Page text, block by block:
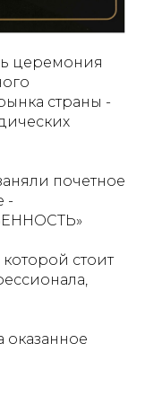
церемония
страны -
почетное
-
стоит
оказанное